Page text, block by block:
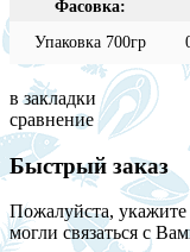
Фасовка:
Упаковка 700гр
в закладки
сравнение
Быстрый заказ
Пожалуйста,
могли связаться с